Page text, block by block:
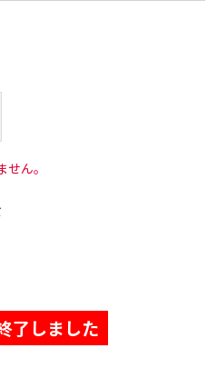
ん。
了しました